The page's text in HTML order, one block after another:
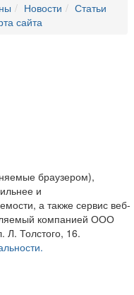
Новости
Статьи
сайта
браузером),
и
а также сервис веб-
компанией ООО
Толстого, 16.